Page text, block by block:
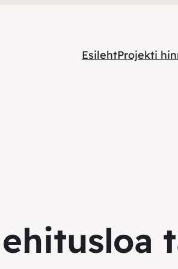
EsilehtProjekti
ehitusloa